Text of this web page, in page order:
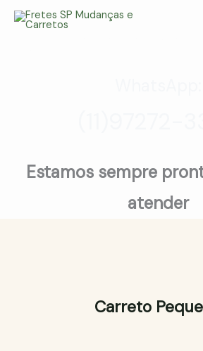
para
Estamos sempre
atender
Carreto